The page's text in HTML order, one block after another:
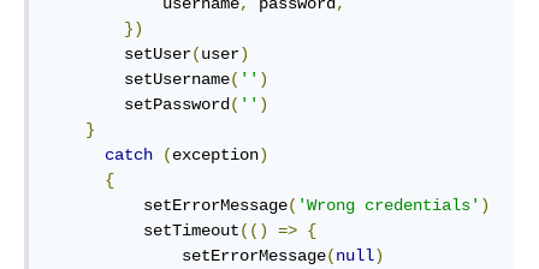
})
        setUser
(user)
        setUsername
( '' )
        setPassword
( '' )
}
catch
(exception)
{
          setErrorMessage
( 'Wrong credentials' )
          setTimeout
(() => {
              setErrorMessage
(null)